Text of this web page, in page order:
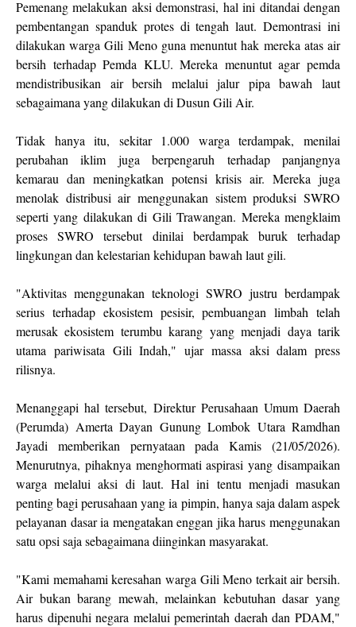
Pemenang melakukan aksi demonstrasi, hal ini ditandai dengan
pembentangan spanduk protes di tengah laut. Demontrasi ini
dilakukan warga Gili Meno guna menuntut hak mereka atas air
bersih terhadap Pemda KLU. Mereka menuntut agar pemda
mendistribusikan air bersih melalui jalur pipa bawah laut
sebagaimana yang dilakukan di Dusun Gili Air.
Tidak hanya itu, sekitar 1.000 warga terdampak, menilai
perubahan iklim juga berpengaruh terhadap panjangnya
kemarau dan meningkatkan potensi krisis air. Mereka juga
menolak distribusi air menggunakan sistem produksi SWRO
seperti yang dilakukan di Gili Trawangan. Mereka mengklaim
proses SWRO tersebut dinilai berdampak buruk terhadap
lingkungan dan kelestarian kehidupan bawah laut gili.
"Aktivitas menggunakan teknologi SWRO justru berdampak
serius terhadap ekosistem pesisir, pembuangan limbah telah
merusak ekosistem terumbu karang yang menjadi daya tarik
utama pariwisata Gili Indah," ujar massa aksi dalam press
rilisnya.
Menanggapi hal tersebut, Direktur Perusahaan Umum Daerah
(Perumda) Amerta Dayan Gunung Lombok Utara Ramdhan
Jayadi memberikan pernyataan pada Kamis (21/05/2026).
Menurutnya, pihaknya menghormati aspirasi yang disampaikan
warga melalui aksi di laut. Hal ini tentu menjadi masukan
penting bagi perusahaan yang ia pimpin, hanya saja dalam aspek
pelayanan dasar ia mengatakan enggan jika harus menggunakan
satu opsi saja sebagaimana diinginkan masyarakat.
"Kami memahami keresahan warga Gili Meno terkait air bersih.
Air bukan barang mewah, melainkan kebutuhan dasar yang
harus dipenuhi negara melalui pemerintah daerah dan PDAM,"